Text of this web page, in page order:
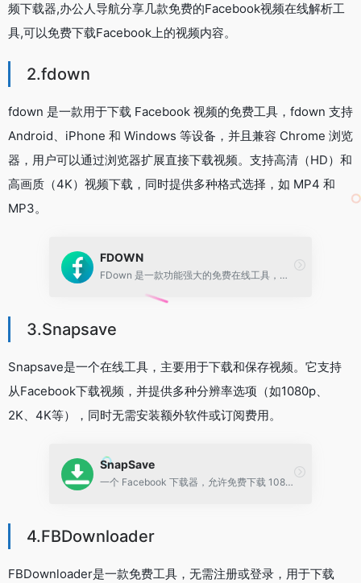
频下载器,办公人导航分享几款免费的Facebook视频在线解析工
具,可以免费下载Facebook上的视频内容。
2.fdown
fdown 是一款用于下载 Facebook 视频的免费工具，fdown 支持
Android、iPhone 和 Windows 等设备，并且兼容 Chrome 浏览
器，用户可以通过浏览器扩展直接下载视频。支持高清（HD）和
高画质（4K）视频下载，同时提供多种格式选择，如 MP4 和
MP3。
FDOWN
FDown 是一款功能强大的免费在线工具，用于从 Facebook 下载视频，支持多种设备和平台。
3.Snapsave
Snapsave是一个在线工具，主要用于下载和保存视频。它支持
从Facebook下载视频，并提供多种分辨率选项（如1080p、
2K、4K等），同时无需安装额外软件或订阅费用。
SnapSave
一个 Facebook 下载器，允许免费下载 1080p、2k、4k 高质量的 Facebook 视频。支持在 PC、平板、iPhone、Android 上下载 mp3、mp4 格式的 Facebook 视频，无需安装软件
4.FBDownloader
FBDownloader是一款免费工具，无需注册或登录，用于下载